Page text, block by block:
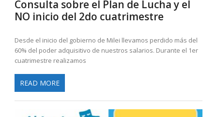
Consulta sobre el Plan de Lucha y el
NO inicio del 2do cuatrimestre
Desde el inicio del gobierno de Milei llevamos perdido más del
60% del poder adquisitivo de nuestros salarios. Durante el 1er
cuatrimestre realizamos
READ MORE